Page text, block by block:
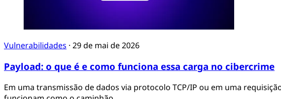
Vulnerabilidades · 29 de mai de 2026
Payload: o que é e como funciona essa carga no cibercrime
Em uma transmissão de dados via protocolo TCP/IP ou em uma